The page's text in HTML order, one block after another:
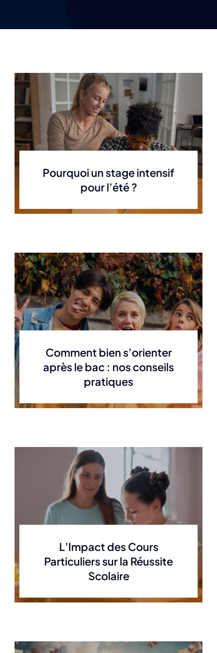
Pourquoi un stage intensif
pour l’été ?
Comment bien s’orienter
après le bac : nos conseils
pratiques
L’Impact des Cours
Particuliers sur la Réussite
Scolaire